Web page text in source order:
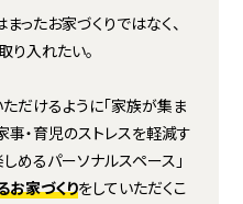
ったお家づくりではなく、
り入れたい。
だけるように「家族が集ま
事・育児のストレスを軽減す
めるパーソナルスペース」
お家づくりをしていただくこ